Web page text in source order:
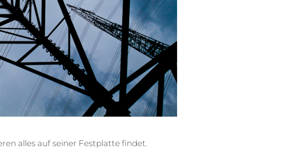
alles auf seiner Festplatte findet.